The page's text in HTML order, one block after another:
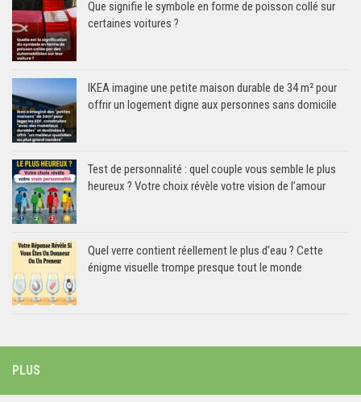
Que signifie le symbole en forme de poisson collé sur
certaines voitures ?
IKEA imagine une petite maison durable de 34 m² pour
offrir un logement digne aux personnes sans domicile
Test de personnalité : quel couple vous semble le plus
heureux ? Votre choix révèle votre vision de l’amour
Quel verre contient réellement le plus d’eau ? Cette
énigme visuelle trompe presque tout le monde
PLUS